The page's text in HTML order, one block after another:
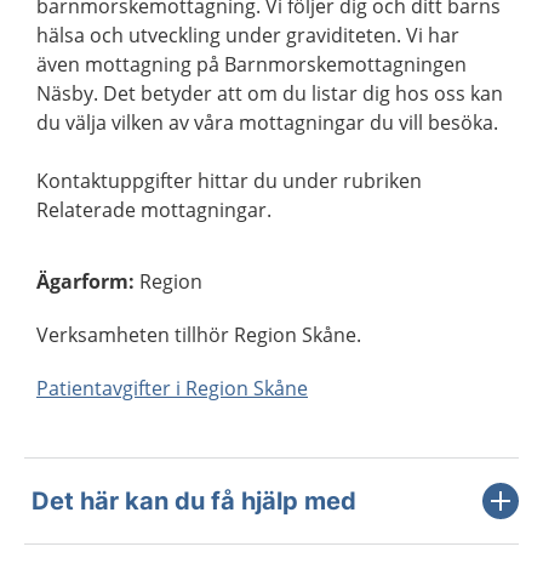
barnmorskemottagning. Vi följer dig och ditt barns
hälsa och utveckling under graviditeten. Vi har
även mottagning på Barnmorskemottagningen
Näsby. Det betyder att om du listar dig hos oss kan
du välja vilken av våra mottagningar du vill besöka.
Kontaktuppgifter hittar du under rubriken
Relaterade mottagningar.
Ägarform: Region
Verksamheten tillhör Region Skåne.
Patientavgifter i Region Skåne
Det här kan du få hjälp med